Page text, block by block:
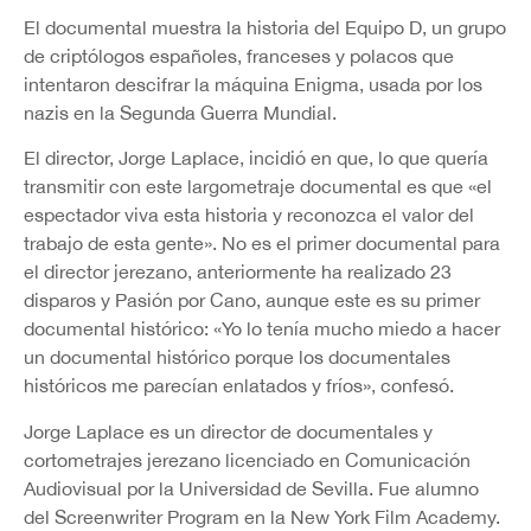
El documental muestra la historia del Equipo D, un grupo
de criptólogos españoles, franceses y polacos que
intentaron descifrar la máquina Enigma, usada por los
nazis en la Segunda Guerra Mundial.
El director, Jorge Laplace, incidió en que, lo que quería
transmitir con este largometraje documental es que «el
espectador viva esta historia y reconozca el valor del
trabajo de esta gente». No es el primer documental para
el director jerezano, anteriormente ha realizado 23
disparos y Pasión por Cano, aunque este es su primer
documental histórico: «Yo lo tenía mucho miedo a hacer
un documental histórico porque los documentales
históricos me parecían enlatados y fríos», confesó.
Jorge Laplace es un director de documentales y
cortometrajes jerezano licenciado en Comunicación
Audiovisual por la Universidad de Sevilla. Fue alumno
del Screenwriter Program en la New York Film Academy.